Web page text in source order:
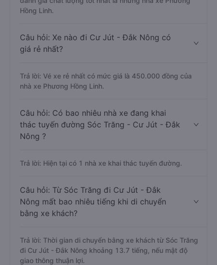
Hồng Linh.
Câu hỏi: Xe nào đi Cư Jút - Đắk Nông có
giá rẻ nhất?
Trả lời: Vé xe rẻ nhất có mức giá là 450.000 đồng của
nhà xe Phương Hồng Linh.
Câu hỏi: Có bao nhiêu nhà xe đang khai
thác tuyến đường Sóc Trăng - Cư Jút - Đắk
Nông ?
Trả lời: Hiện tại có 1 nhà xe khai thác tuyến đường.
Câu hỏi: Từ Sóc Trăng đi Cư Jút - Đắk
Nông mất bao nhiêu tiếng khi di chuyển
bằng xe khách?
Trả lời: Thời gian di chuyển bằng xe khách từ Sóc Trăng
đi Cư Jút - Đắk Nông khoảng 13.7 tiếng, nếu mật độ
giao thông thuận lợi.